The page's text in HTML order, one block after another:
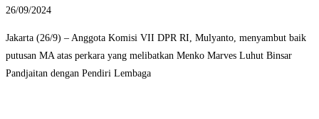
26/09/2024
Jakarta (26/9) – Anggota Komisi VII DPR RI, Mulyanto, menyambut baik
putusan MA atas perkara yang melibatkan Menko Marves Luhut Binsar
Pandjaitan dengan Pendiri Lembaga